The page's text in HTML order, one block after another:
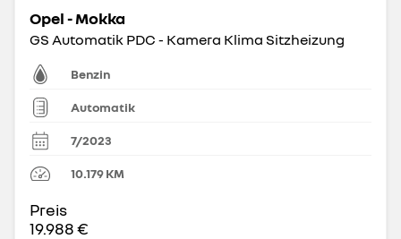
Opel - Mokka
GS Automatik PDC - Kamera Klima Sitzheizung
Benzin
Automatik
7/2023
10.179KM
Preis
19.988 €